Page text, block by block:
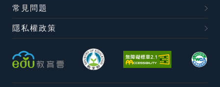
常見問題
隱私權政策